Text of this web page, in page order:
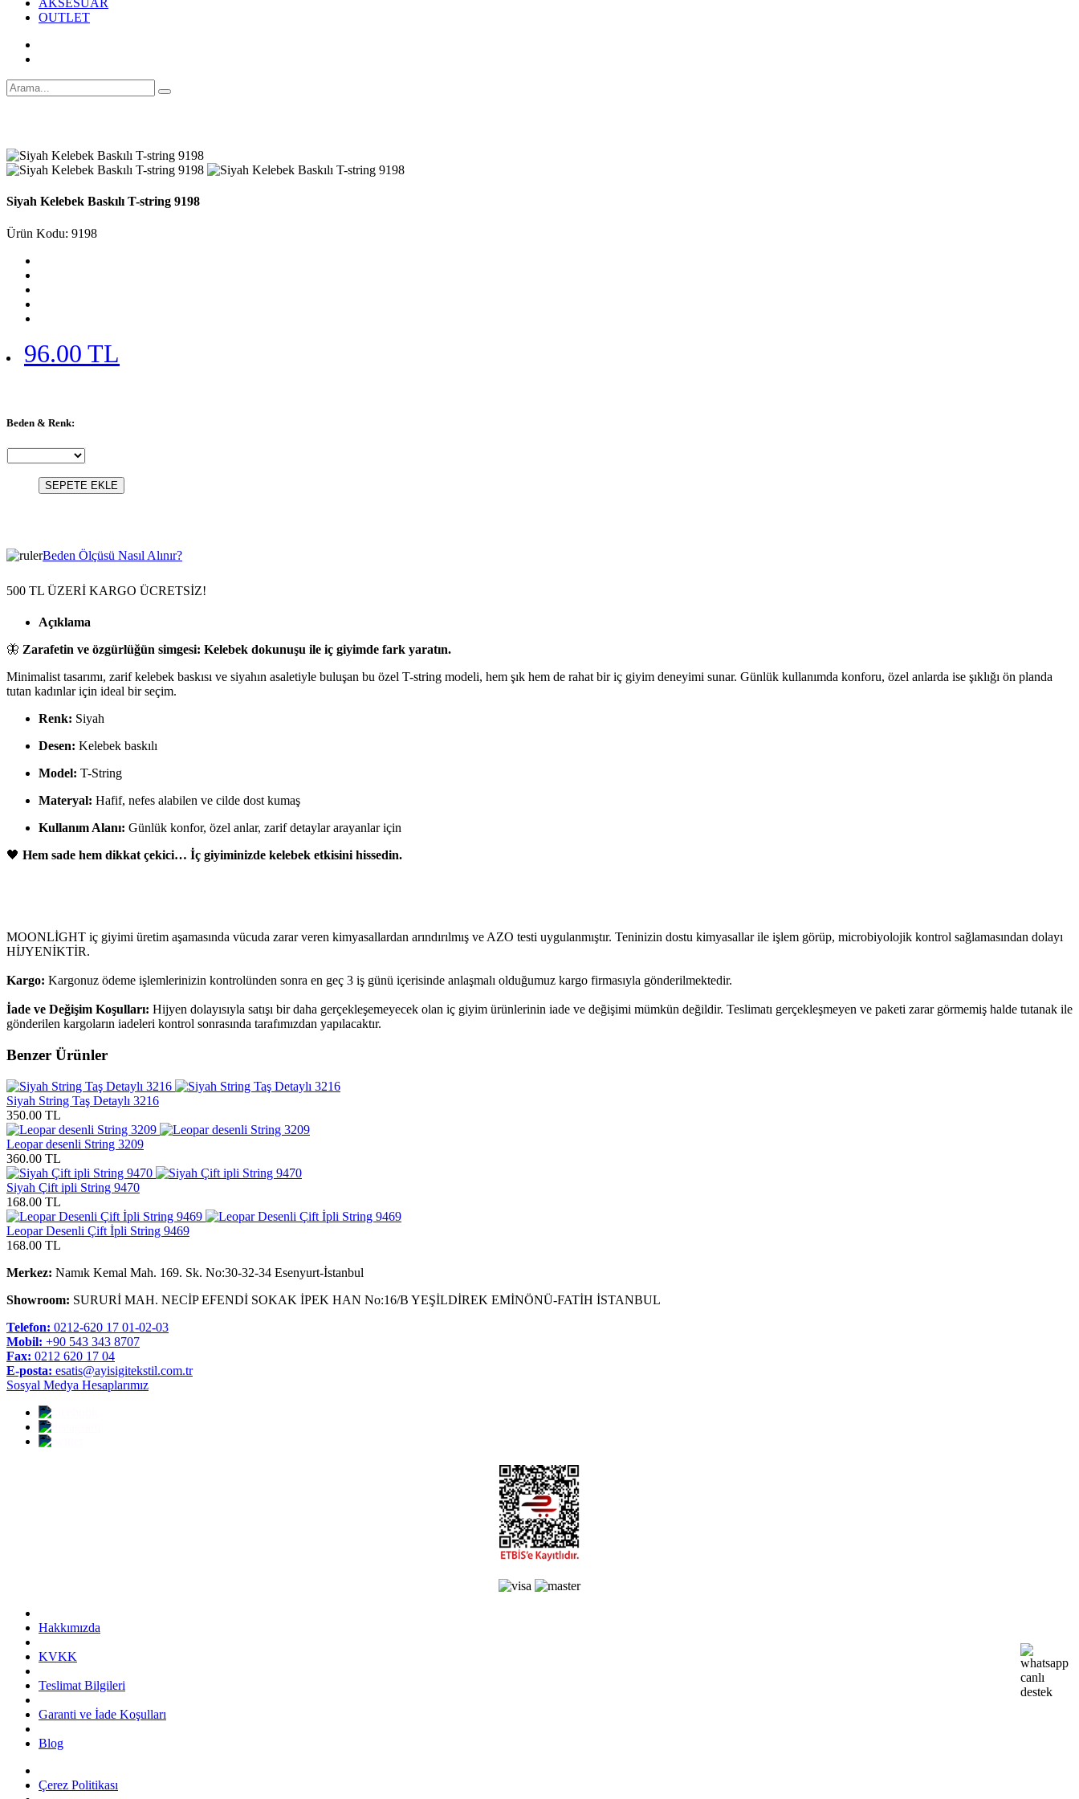
AKSESUAR
OUTLET
Siyah Kelebek Baskılı T-string 9198
Ürün Kodu: 9198
96.00 TL
Beden & Renk:
SEPETE EKLE
Beden Ölçüsü Nasıl Alınır?
500 TL ÜZERİ KARGO ÜCRETSİZ!
Açıklama
🦋 Zarafetin ve özgürlüğün simgesi: Kelebek dokunuşu ile iç giyimde fark yaratın.
Minimalist tasarımı, zarif kelebek baskısı ve siyahın asaletiyle buluşan bu özel T-string modeli, hem şık hem de rahat bir iç giyim deneyimi sunar. Günlük kullanımda konforu, özel anlarda ise şıklığı ön planda
tutan kadınlar için ideal bir seçim.
Renk: Siyah
Desen: Kelebek baskılı
Model: T-String
Materyal: Hafif, nefes alabilen ve cilde dost kumaş
Kullanım Alanı: Günlük konfor, özel anlar, zarif detaylar arayanlar için
🖤 Hem sade hem dikkat çekici… İç giyiminizde kelebek etkisini hissedin.
MOONLİGHT iç giyimi üretim aşamasında vücuda zarar veren kimyasallardan arındırılmış ve AZO testi uygulanmıştır. Teninizin dostu kimyasallar ile işlem görüp, microbiyolojik kontrol sağlamasından dolayı
HİJYENİKTİR.
Kargo: Kargonuz ödeme işlemlerinizin kontrolünden sonra en geç 3 iş günü içerisinde anlaşmalı olduğumuz kargo firmasıyla gönderilmektedir.
İade ve Değişim Koşulları: Hijyen dolayısıyla satışı bir daha gerçekleşemeyecek olan iç giyim ürünlerinin iade ve değişimi mümkün değildir. Teslimatı gerçekleşmeyen ve paketi zarar görmemiş halde tutanak ile
gönderilen kargoların iadeleri kontrol sonrasında tarafımızdan yapılacaktır.
Benzer Ürünler
Siyah String Taş Detaylı 3216
350.00 TL
Leopar desenli String 3209
360.00 TL
Siyah Çift ipli String 9470
168.00 TL
Leopar Desenli Çift İpli String 9469
168.00 TL
Merkez: Namık Kemal Mah. 169. Sk. No:30-32-34 Esenyurt-İstanbul
Showroom: SURURİ MAH. NECİP EFENDİ SOKAK İPEK HAN No:16/B YEŞİLDİREK EMİNÖNÜ-FATİH İSTANBUL
Telefon: 0212-620 17 01-02-03
Mobil: +90 543 343 8707
Fax: 0212 620 17 04
E-posta: esatis@ayisigitekstil.com.tr
Sosyal Medya Hesaplarımız
Hakkımızda
KVKK
Teslimat Bilgileri
Garanti ve İade Koşulları
Blog
Çerez Politikası